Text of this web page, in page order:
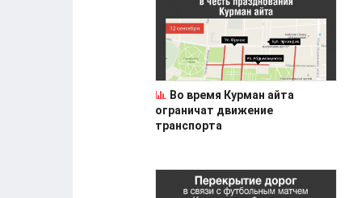
Во время Курман айта
ограничат движение
транспорта